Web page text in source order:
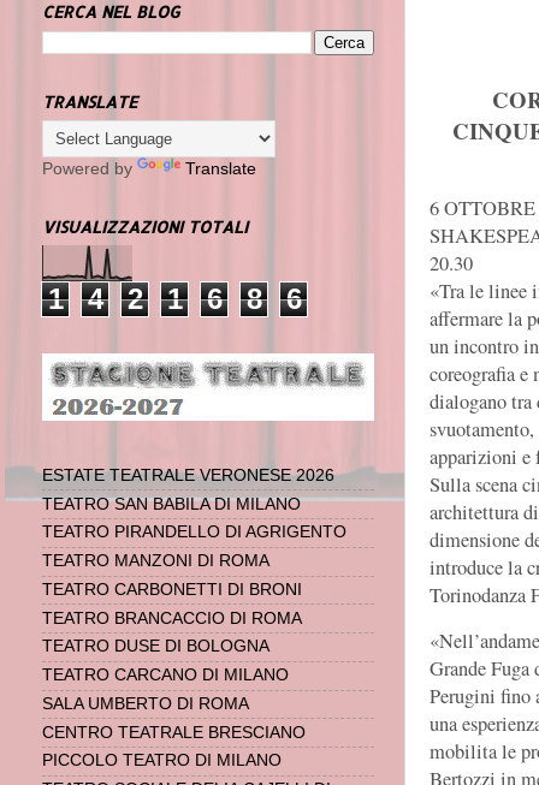
6
20.30
«Tra le linee
affermare la
un incontro
coreografia e
dialogano tra
svuotamento,
apparizioni e
Sulla scena
architettura
dimensione
introduce la
Torinodanza
Grande Fuga
Perugini fino
una
mobilita le
Bertozzi in
CERCA NEL BLOG
TRANSLATE
Powered by Translate
VISUALIZZAZIONI TOTALI
1 4 2 1 6 8 6
ESTATE TEATRALE VERONESE 2026
TEATRO SAN BABILA DI MILANO
TEATRO PIRANDELLO DI AGRIGENTO
TEATRO MANZONI DI ROMA
TEATRO CARBONETTI DI BRONI
TEATRO BRANCACCIO DI ROMA
TEATRO DUSE DI BOLOGNA
TEATRO CARCANO DI MILANO
SALA UMBERTO DI ROMA
CENTRO TEATRALE BRESCIANO
PICCOLO TEATRO DI MILANO